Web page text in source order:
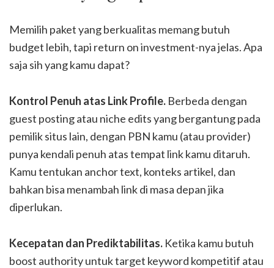
Memilih paket yang berkualitas memang butuh
budget lebih, tapi return on investment-nya jelas. Apa
saja sih yang kamu dapat?
Kontrol Penuh atas Link Profile. Berbeda dengan
guest posting atau niche edits yang bergantung pada
pemilik situs lain, dengan PBN kamu (atau provider)
punya kendali penuh atas tempat link kamu ditaruh.
Kamu tentukan anchor text, konteks artikel, dan
bahkan bisa menambah link di masa depan jika
diperlukan.
Kecepatan dan Prediktabilitas. Ketika kamu butuh
boost authority untuk target keyword kompetitif atau